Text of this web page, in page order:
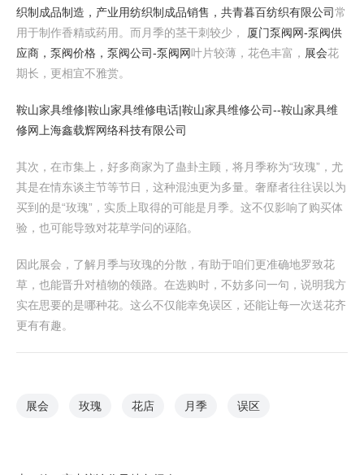
织制成品制造，产业用纺织制成品销售，共青暮百纺织有限公司常
用于制作香精或药用。而月季的茎干刺较少，
厦门泵阀网-泵阀供
应商，泵阀价格，泵阀公司-泵阀网叶片较薄，花色丰富， 展会花
期长，更相宜不雅赏。
鞍山家具维修|鞍山家具维修电话|鞍山家具维修公司--鞍山家具维
修网 上海鑫载辉网络科技有限公司
其次，在市集上，好多商家为了蛊卦主顾，将月季称为“玫瑰”，尤
其是在情东谈主节等节日，这种混浊更为多量。奢靡者往往误以为
买到的是“玫瑰”，实质上取得的可能是月季。这不仅影响了购买体
验，也可能导致对花草学问的诬陷。
因此展会，了解月季与玫瑰的分散，有助于咱们更准确地罗致花
草，也能晋升对植物的领路。在选购时，不妨多问一句，说明我方
实在思要的是哪种花。这么不仅能幸免误区，还能让每一次送花齐
更有有趣。
展会 玫瑰 花店 月季 误区